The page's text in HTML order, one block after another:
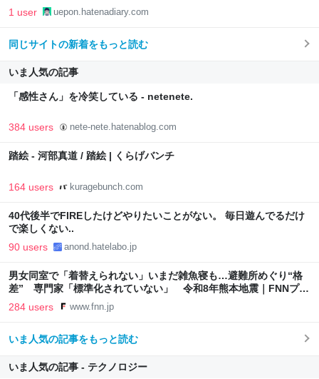
1 user uepon.hatenadiary.com
同じサイトの新着をもっと読む
いま人気の記事
「感性さん」を冷笑している - netenete.
384 users nete-nete.hatenablog.com
踏絵 - 河部真道 / 踏絵 | くらげバンチ
164 users kuragebunch.com
40代後半でFIREしたけどやりたいことがない。 毎日遊んでるだけ
で楽しくない..
90 users anond.hatelabo.jp
男女同室で「着替えられない」いまだ雑魚寝も…避難所めぐり“格
差” 専門家「標準化されていない」 令和8年熊本地震｜FNNプラ
イムオンライン
284 users www.fnn.jp
いま人気の記事をもっと読む
いま人気の記事 - テクノロジー